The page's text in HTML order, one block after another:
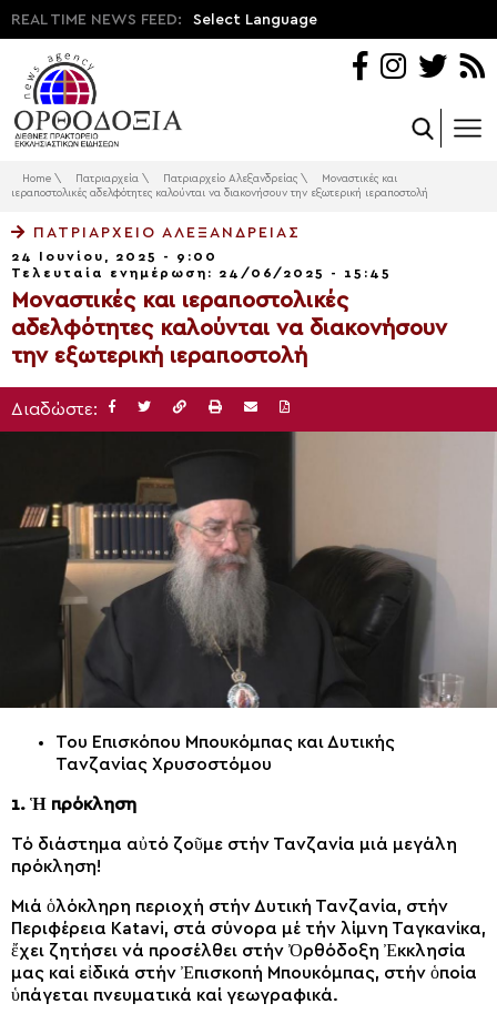
REAL TIME NEWS FEED: Select Language
Home \ Πατριαρχεία \ Πατριαρχείο Αλεξανδρείας \
Μοναστικές και
ιεραποστολικές αδελφότητες καλούνται να διακονήσουν την εξωτερική ιεραποστολή
ΠΑΤΡΙΑΡΧΕΊΟ ΑΛΕΞΑΝΔΡΕΊΑΣ
24 Ιουνίου, 2025 - 9:00
Τελευταία ενημέρωση: 24/06/2025 - 15:45
Μοναστικές και ιεραποστολικές
αδελφότητες καλούνται να διακονήσουν
την εξωτερική ιεραποστολή
Διαδώστε:
Του Επισκόπου Μπουκόμπας και Δυτικής
Τανζανίας Χρυσοστόμου
1. Ἡ πρόκληση
Τό διάστημα αὐτό ζοῦμε στήν Τανζανία μιά μεγάλη
πρόκληση!
Μιά ὁλόκληρη περιοχή στήν Δυτική Τανζανία, στήν
Περιφέρεια Katavi, στά σύνορα μέ τήν λίμνη Ταγκανίκα,
ἔχει ζητήσει νά προσέλθει στήν Ὀρθόδοξη Ἐκκλησία
μας καί εἰδικά στήν Ἐπισκοπή Μπουκόμπας, στήν ὁποία
ὑπάγεται πνευματικά καί γεωγραφικά.